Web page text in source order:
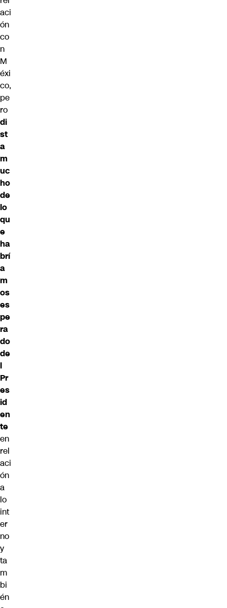
aci
ón
co
n
M
éxi
co,
pe
ro
di
st
a
m
uc
ho
de
lo
qu
e
ha
brí
a
m
os
es
pe
ra
do
de
l
Pr
es
id
en
te
en
rel
aci
ón
a
lo
int
er
no
y
ta
m
bi
én